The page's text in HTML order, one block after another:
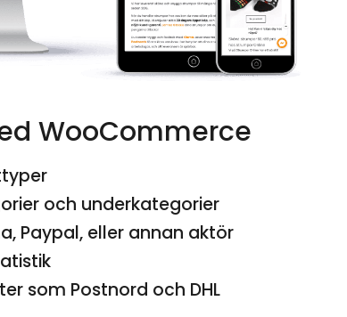
WooCommerce
och underkategorier
Paypal, eller annan aktör
som Postnord och DHL